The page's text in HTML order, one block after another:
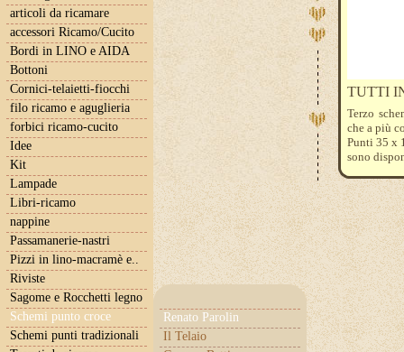
articoli da ricamare
accessori Ricamo/Cucito
Bordi in LINO e AIDA
Bottoni
Cornici-telaietti-fiocchi
filo ricamo e aguglieria
forbici ricamo-cucito
Idee
Kit
Lampade
Libri-ricamo
nappine
Passamanerie-nastri
Pizzi in lino-macramè e..
Riviste
Sagome e Rocchetti legno
Schemi punto croce
Renato Parolin
Il Telaio
Schemi punti tradizionali
TUTTI
Terzo
che a più
Punti 35 x
sono